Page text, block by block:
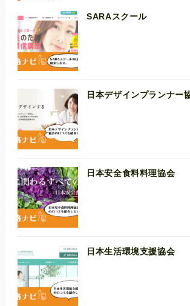
SARAスクール
日本デザインプランナー
日本安全食料料理協会
日本生活環境支援協会